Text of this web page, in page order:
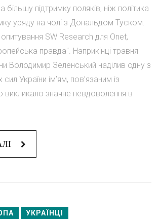
більшу підтримку поляків, ніж політика
уряду на чолі з Дональдом Туском.
SW Research для Onet,
правда". Наприкінці травня
Володимир Зеленський наділив одну з
України ім’ям, пов’язаним із
значне невдоволення в
УКРАЇНЦІ